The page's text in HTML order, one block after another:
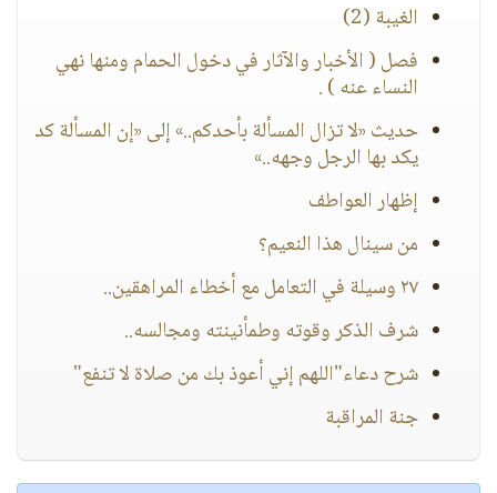
الغيبة (2)
فصل ( الأخبار والآثار في دخول الحمام ومنها نهي
النساء عنه ) .
حديث «لا تزال المسألة بأحدكم..» إلى «إن المسألة كد
يكد بها الرجل وجهه..»
إظهار العواطف
من سينال هذا النعيم؟
٢٧ وسيلة في التعامل مع أخطاء المراهقين..
شرف الذكر وقوته وطمأنينته ومجالسه..
شرح دعاء"اللهم إني أعوذ بك من صلاة لا تنفع"
جنة المراقبة